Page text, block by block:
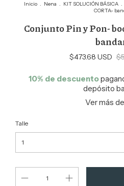
Inicio . Nena . KIT SOLUCIÓN BÁSICA .
CORTA-
Conjunto Pin y Pon-
$473.68 USD
10% de descuento
depósito
Ver más
Talle